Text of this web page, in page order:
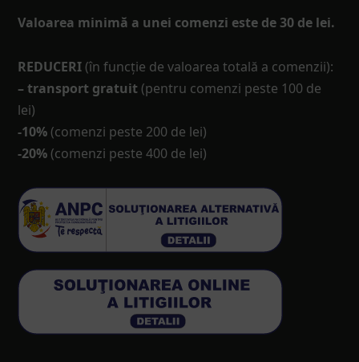
Valoarea minimă a unei comenzi este de 30 de lei.
REDUCERI (în funcţie de valoarea totală a comenzii):
– transport gratuit (pentru comenzi peste 100 de
lei)
-10% (comenzi peste 200 de lei)
-20% (comenzi peste 400 de lei)